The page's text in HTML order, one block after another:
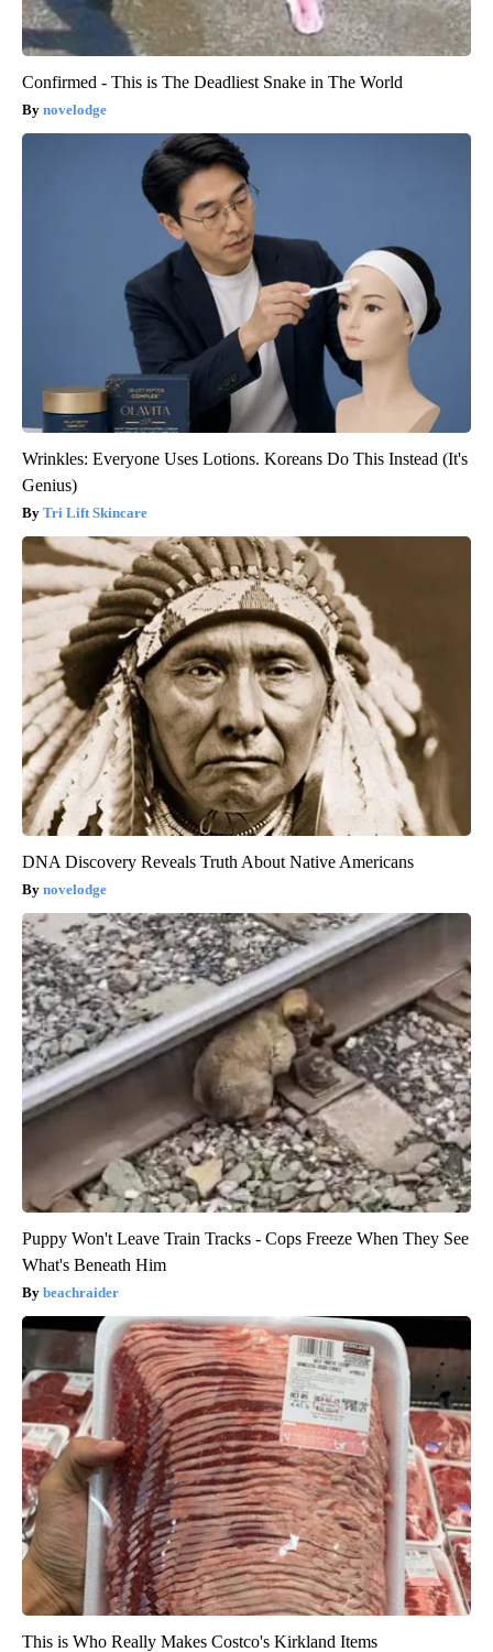
Confirmed - This is The Deadliest Snake in The World
novelodge
Wrinkles: Everyone Uses Lotions. Koreans Do This Instead (It's
Genius)
Tri Lift Skincare
DNA Discovery Reveals Truth About Native Americans
novelodge
Puppy Won't Leave Train Tracks - Cops Freeze When They See
What's Beneath Him
beachraider
This is Who Really Makes Costco's Kirkland Items